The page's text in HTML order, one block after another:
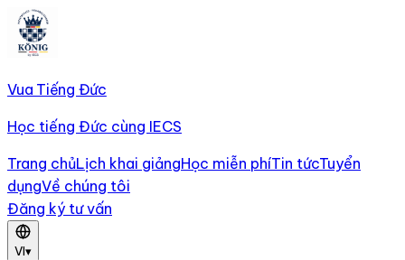
Vua Tiếng Đức
Học tiếng Đức cùng IECS
Trang chủLịch khai giảngHọc miễn phíTin tứcTuyển
dụngVề chúng tôi
Đăng ký tư vấn
VI▾